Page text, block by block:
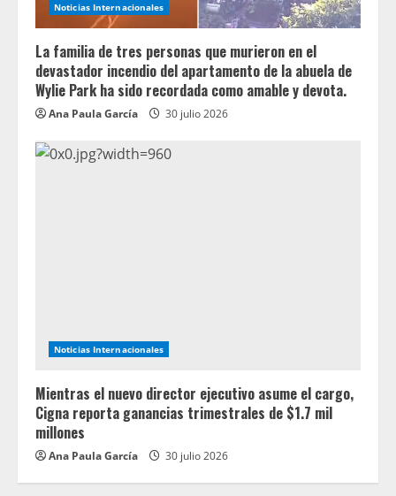
Noticias Internacionales
La familia de tres personas que murieron en el
devastador incendio del apartamento de la abuela de
Wylie Park ha sido recordada como amable y devota.
Ana Paula García 30 julio 2026
Noticias Internacionales
Mientras el nuevo director ejecutivo asume el cargo,
Cigna reporta ganancias trimestrales de $1.7 mil
millones
Ana Paula García 30 julio 2026